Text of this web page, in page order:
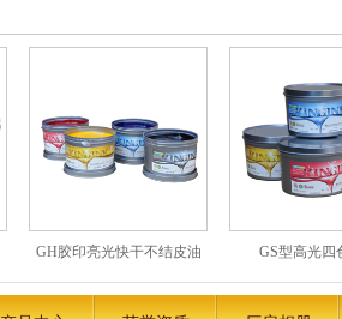
GH胶印亮光快干不结皮油
GS型高光四